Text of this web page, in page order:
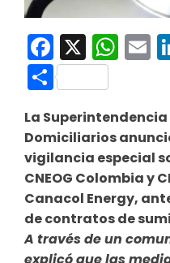
X
Compartir
La
Domiciliarios
vigilancia especial
CNEOG Colombia y
Canacol Energy,
de contratos de
A través de un